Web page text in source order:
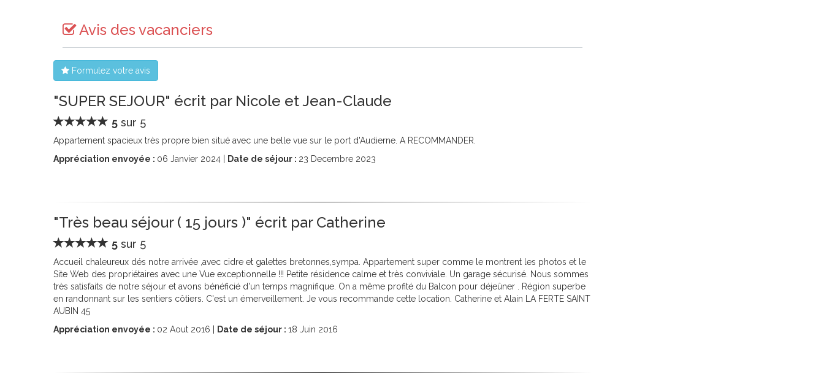
Avis des vacanciers
Formulez votre avis
"SUPER SEJOUR" écrit par Nicole et Jean-Claude
5 sur 5
Appartement spacieux très propre bien situé avec une belle vue sur le port d'Audierne. A RECOMMANDER.
Appréciation envoyée : 06 Janvier 2024 | Date de séjour : 23 Decembre 2023
"Très beau séjour ( 15 jours )" écrit par Catherine
5 sur 5
Accueil chaleureux dés notre arrivée ,avec cidre et galettes bretonnes,sympa. Appartement super comme le montrent les photos et le
Site Web des propriétaires avec une Vue exceptionnelle !!! Petite résidence calme et très conviviale. Un garage sécurisé. Nous sommes
très satisfaits de notre séjour et avons bénéficié d'un temps magnifique. On a même profité du Balcon pour déjeûner . Région superbe
en randonnant sur les sentiers côtiers. C'est un émerveillement. Je vous recommande cette location. Catherine et Alain LA FERTE SAINT
AUBIN 45
Appréciation envoyée : 02 Aout 2016 | Date de séjour : 18 Juin 2016